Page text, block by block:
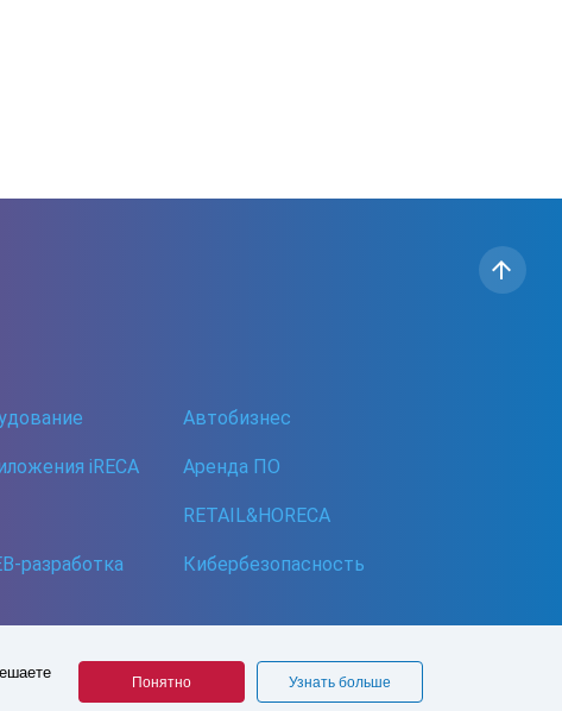
Автобизнес
iRECA Аренда ПО
RETAIL&HORECA
разработка Кибербезопасность
Сделано в СофтБаланс
Понятно Узнать больше